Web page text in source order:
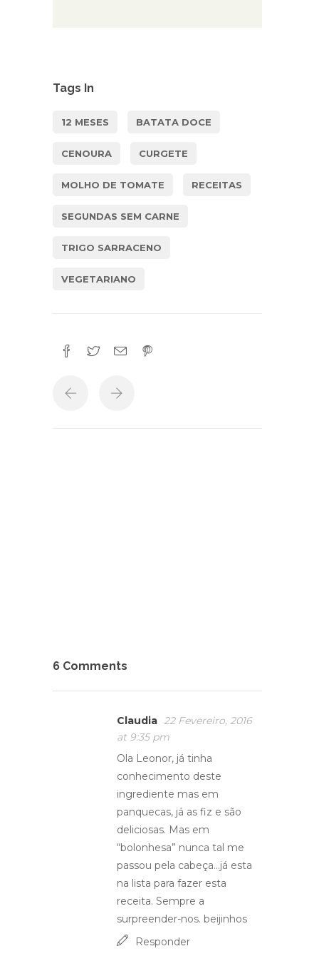
Tags In
12 MESES BATATA DOCE
CENOURA CURGETE
MOLHO DE TOMATE RECEITAS
SEGUNDAS SEM CARNE
TRIGO SARRACENO
VEGETARIANO
6 Comments
Claudia 22 Fevereiro, 2016
at 9:35 pm
Ola Leonor, já tinha
conhecimento deste
ingrediente mas em
panquecas, já as fiz e são
deliciosas. Mas em
“bolonhesa” nunca tal me
passou pela cabeça…já esta
na lista para fazer esta
receita. Sempre a
surpreender-nos. beijinhos
Responder